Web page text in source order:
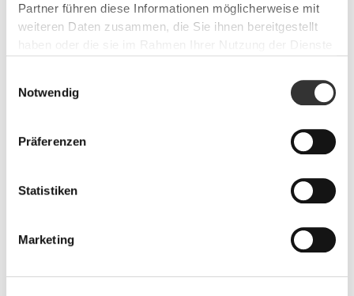
Partner führen diese Informationen möglicherweise mit
weiteren Daten zusammen, die Sie ihnen bereitgestellt
haben oder die sie im Rahmen Ihrer Nutzung der Dienste
Notwendig
Präferenzen
Statistiken
Marketing